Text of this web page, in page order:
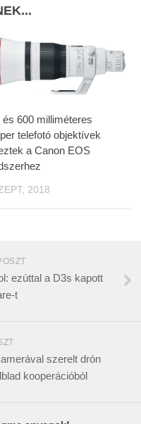
és 600 milliméteres
telefotó objektívek
a Canon EOS
2018
ezúttal a D3s kapott
t
szerelt drón
kooperációból